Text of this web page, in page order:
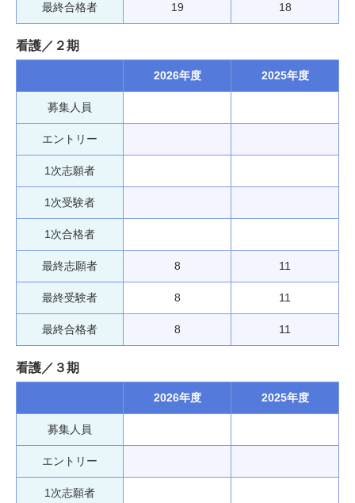
最終合格者 19 18
看護／２期
2026年度 2025年度
募集人員
エントリー
1次志願者
1次受験者
1次合格者
最終志願者 8 11
最終受験者 8 11
最終合格者 8 11
看護／３期
2026年度 2025年度
募集人員
エントリー
1次志願者